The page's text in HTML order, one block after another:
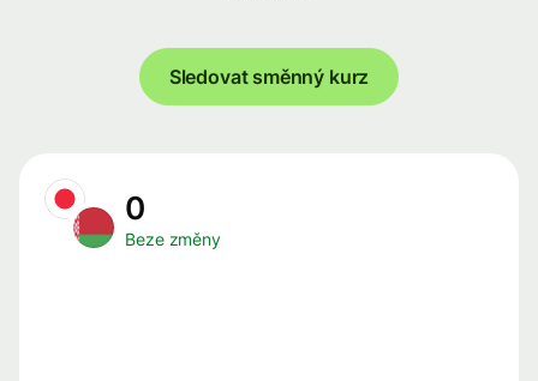
Sledovat směnný kurz
0
Beze změny